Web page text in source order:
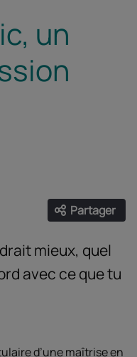
un
Partager
Ouvrir
mieux, quel
avec ce que tu
d’une maîtrise en